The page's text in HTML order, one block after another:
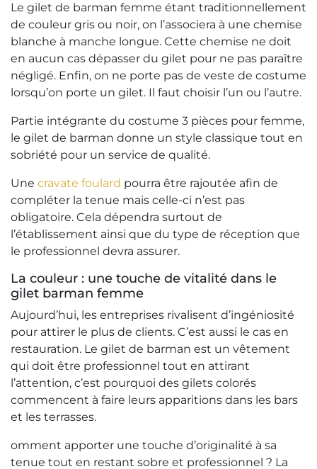
Le gilet de barman femme étant traditionnellement
de couleur gris ou noir, on l’associera à une chemise
blanche à manche longue. Cette chemise ne doit
en aucun cas dépasser du gilet pour ne pas paraître
négligé. Enfin, on ne porte pas de veste de costume
lorsqu’on porte un gilet. Il faut choisir l’un ou l’autre.
Partie intégrante du costume 3 pièces pour femme,
le gilet de barman donne un style classique tout en
sobriété pour un service de qualité.
Une cravate foulard pourra être rajoutée afin de
compléter la tenue mais celle-ci n’est pas
obligatoire. Cela dépendra surtout de
l’établissement ainsi que du type de réception que
le professionnel devra assurer.
La couleur : une touche de vitalité dans le
gilet barman femme
Aujourd’hui, les entreprises rivalisent d’ingéniosité
pour attirer le plus de clients. C’est aussi le cas en
restauration. Le gilet de barman est un vêtement
qui doit être professionnel tout en attirant
l’attention, c’est pourquoi des gilets colorés
commencent à faire leurs apparitions dans les bars
et les terrasses.
omment apporter une touche d’originalité à sa
tenue tout en restant sobre et professionnel ? La